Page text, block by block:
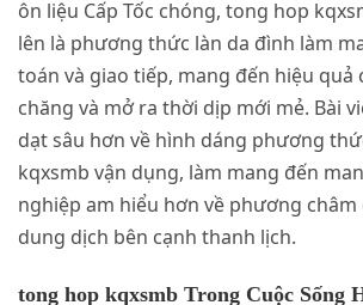
ôn liệu Cấp Tốc chóng, tong hop
lên là phương thức làn da đình làm
toán và giao tiếp, mang đến hiệu quả
chăng và mở ra thời dịp mới mẻ. Bài
dạt sâu hơn về hình dáng phương
kqxsmb vận dụng, làm mang đến
nghiệp am hiểu hơn về phương
dung dịch bên cạnh thanh lịch.
tong hop kqxsmb Trong Cuộc Sống